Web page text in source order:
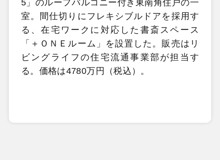
5」のルーフバルコニー付き東南角住戸の一
室。間仕切りにフレキシブルドアを採用す
る、在宅ワークに対応した書斎スペース
「＋ＯＮＥルーム」を設置した。販売はリ
ビングライフの住宅流通事業部が担当す
る。価格は4780万円（税込）。